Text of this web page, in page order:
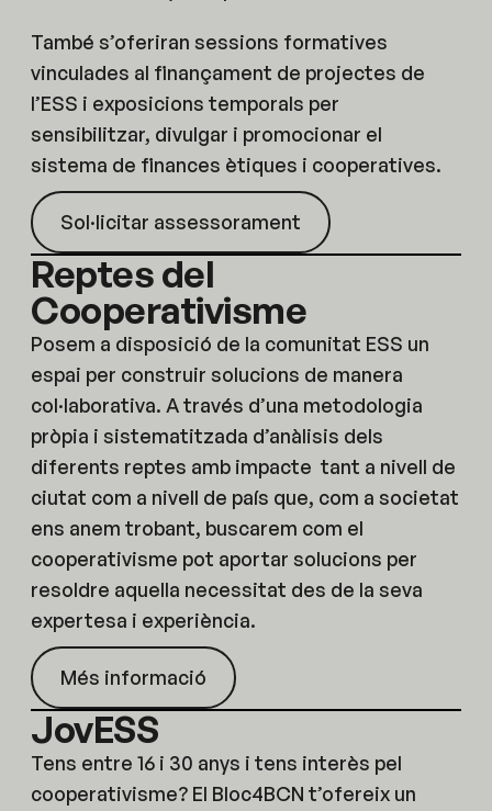
També s’oferiran sessions formatives
vinculades al finançament de projectes de
l’ESS i exposicions temporals per
sensibilitzar, divulgar i promocionar el
sistema de finances ètiques i cooperatives.
Sol·licitar assessorament
Reptes del
Cooperativisme
Posem a disposició de la comunitat ESS un
espai per construir solucions de manera
col·laborativa. A través d’una metodologia
pròpia i sistematitzada d’anàlisis dels
diferents reptes amb impacte tant a nivell de
ciutat com a nivell de país que, com a societat
ens anem trobant, buscarem com el
cooperativisme pot aportar solucions per
resoldre aquella necessitat des de la seva
expertesa i experiència.
Més informació
JovESS
Tens entre 16 i 30 anys i tens interès pel
cooperativisme? El Bloc4BCN t’ofereix un